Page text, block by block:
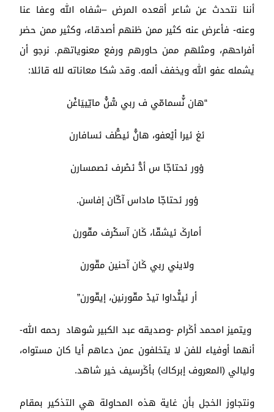
أننا نتحدث عن شاعر أقعده المرض –شفاه الله وعفا عنا
وعنه- فأعرض عنه كثير ممن ظنهم أصدقاء، وكثير ممن حضر
أفراحهم، ومثلهم ممن حاورهم ورفع معنوياتهم. نرجو أن
يشمله عفو الله ويخفف ألمه. وقد شكا معاناته لله قائلا:
“هان نّْسمامّي ف ربي سّْنّْ مايّييَاغْن
ئغ ئيرا أيْعفو، هانّْ ئيطّْف ئسافارن
ؤور ئحتاجّا س أدّْ ئصْرف ئصمسارن
ؤور ئحتاجّا ماداس آكّان إفاسن.
أمارݣ ئيشقّا، ݣان آسكْرف مقّورن
ولايني ربي ݣان آحنين مقّورن
أر ئيتّْداوا تيدْ مقّورنين، إيقّورن”
ويتميز امحمد أݣرام -وصديقه عبد الكبير شوهاد رحمه الله-
أنهما أوفياء للفن لا يتخلفون عمن دعاهم أيا كان مستواه،
وليالي (المعروف إبركاك) بأݣرسيف خير شاهد.
ونتجاوز الخجل بأن غاية هذه المحاولة هي التذكير بمقام